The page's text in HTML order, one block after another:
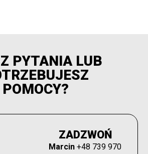
PYTANIA LUB
POMOCY?
ZADZWOŃ
Marcin+48 739 970